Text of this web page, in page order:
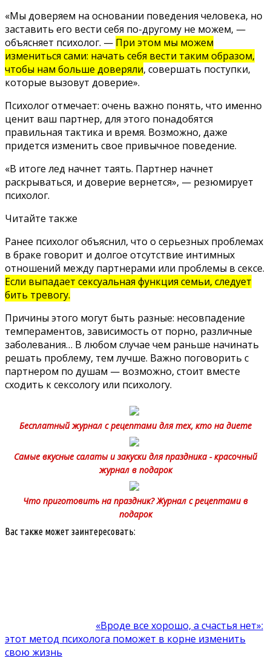
«Мы доверяем на основании поведения человека, но
заставить его вести себя по-другому не можем, —
объясняет психолог. — При этом мы можем
измениться сами: начать себя вести таким образом,
чтобы нам больше доверяли, совершать поступки,
которые вызовут доверие».
Психолог отмечает: очень важно понять, что именно
ценит ваш партнер, для этого понадобятся
правильная тактика и время. Возможно, даже
придется изменить свое привычное поведение.
«В итоге лед начнет таять. Партнер начнет
раскрываться, и доверие вернется», — резюмирует
психолог.
Читайте также
Ранее психологобъяснил, что о серьезных проблемах
в браке говорит и долгое отсутствие интимных
отношений между партнерами или проблемы в сексе.
Если выпадает сексуальная функция семьи, следует
бить тревогу.
Причины этого могут быть разные: несовпадение
темпераментов, зависимость от порно, различные
заболевания… В любом случае чем раньше начинать
решать проблему, тем лучше. Важно поговорить с
партнером по душам — возможно, стоит вместе
сходить к сексологу или психологу.
Бесплатный журнал с рецептами для тех, кто на диете
Самые вкусные салаты и закуски для праздника - красочный
журнал в подарок
Что приготовить на праздник? Журнал с рецептами в
подарок
Вас также может заинтересовать:
«Вроде все хорошо, а счастья нет»:
этот метод психолога поможет в корне изменить
свою жизнь